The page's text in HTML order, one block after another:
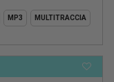
MP3 MULTITRACCIA